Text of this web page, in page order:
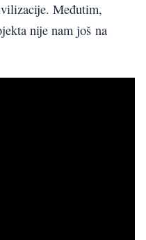
Međutim,
nije nam još na